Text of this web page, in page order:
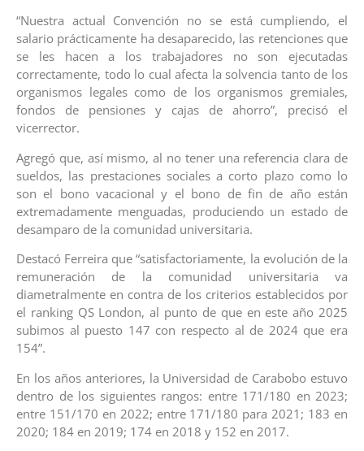
“Nuestra actual Convención no se está cumpliendo, el
salario prácticamente ha desaparecido, las retenciones que
se les hacen a los trabajadores no son ejecutadas
correctamente, todo lo cual afecta la solvencia tanto de los
organismos legales como de los organismos gremiales,
fondos de pensiones y cajas de ahorro”, precisó el
vicerrector.
Agregó que, así mismo, al no tener una referencia clara de
sueldos, las prestaciones sociales a corto plazo como lo
son el bono vacacional y el bono de fin de año están
extremadamente menguadas, produciendo un estado de
desamparo de la comunidad universitaria.
Destacó Ferreira que “satisfactoriamente, la evolución de la
remuneración de la comunidad universitaria va
diametralmente en contra de los criterios establecidos por
el ranking QS London, al punto de que en este año 2025
subimos al puesto 147 con respecto al de 2024 que era
154”.
En los años anteriores, la Universidad de Carabobo estuvo
dentro de los siguientes rangos: entre 171/180 en 2023;
entre 151/170 en 2022; entre 171/180 para 2021; 183 en
2020; 184 en 2019; 174 en 2018 y 152 en 2017.